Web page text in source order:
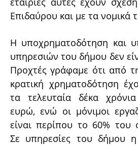
Επιδαύρου και με τα
Η υποχρηματοδότηση και
υπηρεσιών του δήμου δεν
Προχτές γράφαμε ότι από
κρατική χρηματοδότηση
τα τελευταία δέκα
ευρώ, ενώ οι μόνιμοι
είναι περίπου το 60% του
Σε υπηρεσίες του δήμου η